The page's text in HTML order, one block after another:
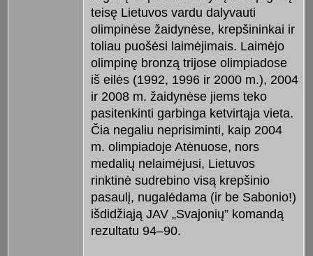
teisę Lietuvos vardu dalyvauti
olimpinėse žaidynėse, krepšininkai ir
toliau puošėsi laimėjimais. Laimėjo
olimpinę bronzą trijose olimpiadose
iš eilės (1992, 1996 ir 2000 m.), 2004
ir 2008 m. žaidynėse jiems teko
pasitenkinti garbinga ketvirtąja vieta.
Čia negaliu neprisiminti, kaip 2004
m. olimpiadoje Atėnuose, nors
medalių nelaimėjusi, Lietuvos
rinktinė sudrebino visą krepšinio
pasaulį, nugalėdama (ir be Sabonio!)
išdidžiąją JAV „Svajonių” komandą
rezultatu 94–90.